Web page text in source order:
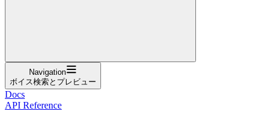
Navigation
ボイス検索とプレビュー
Docs
API Reference